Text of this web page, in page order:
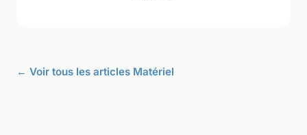
← Voir tous les articles Matériel